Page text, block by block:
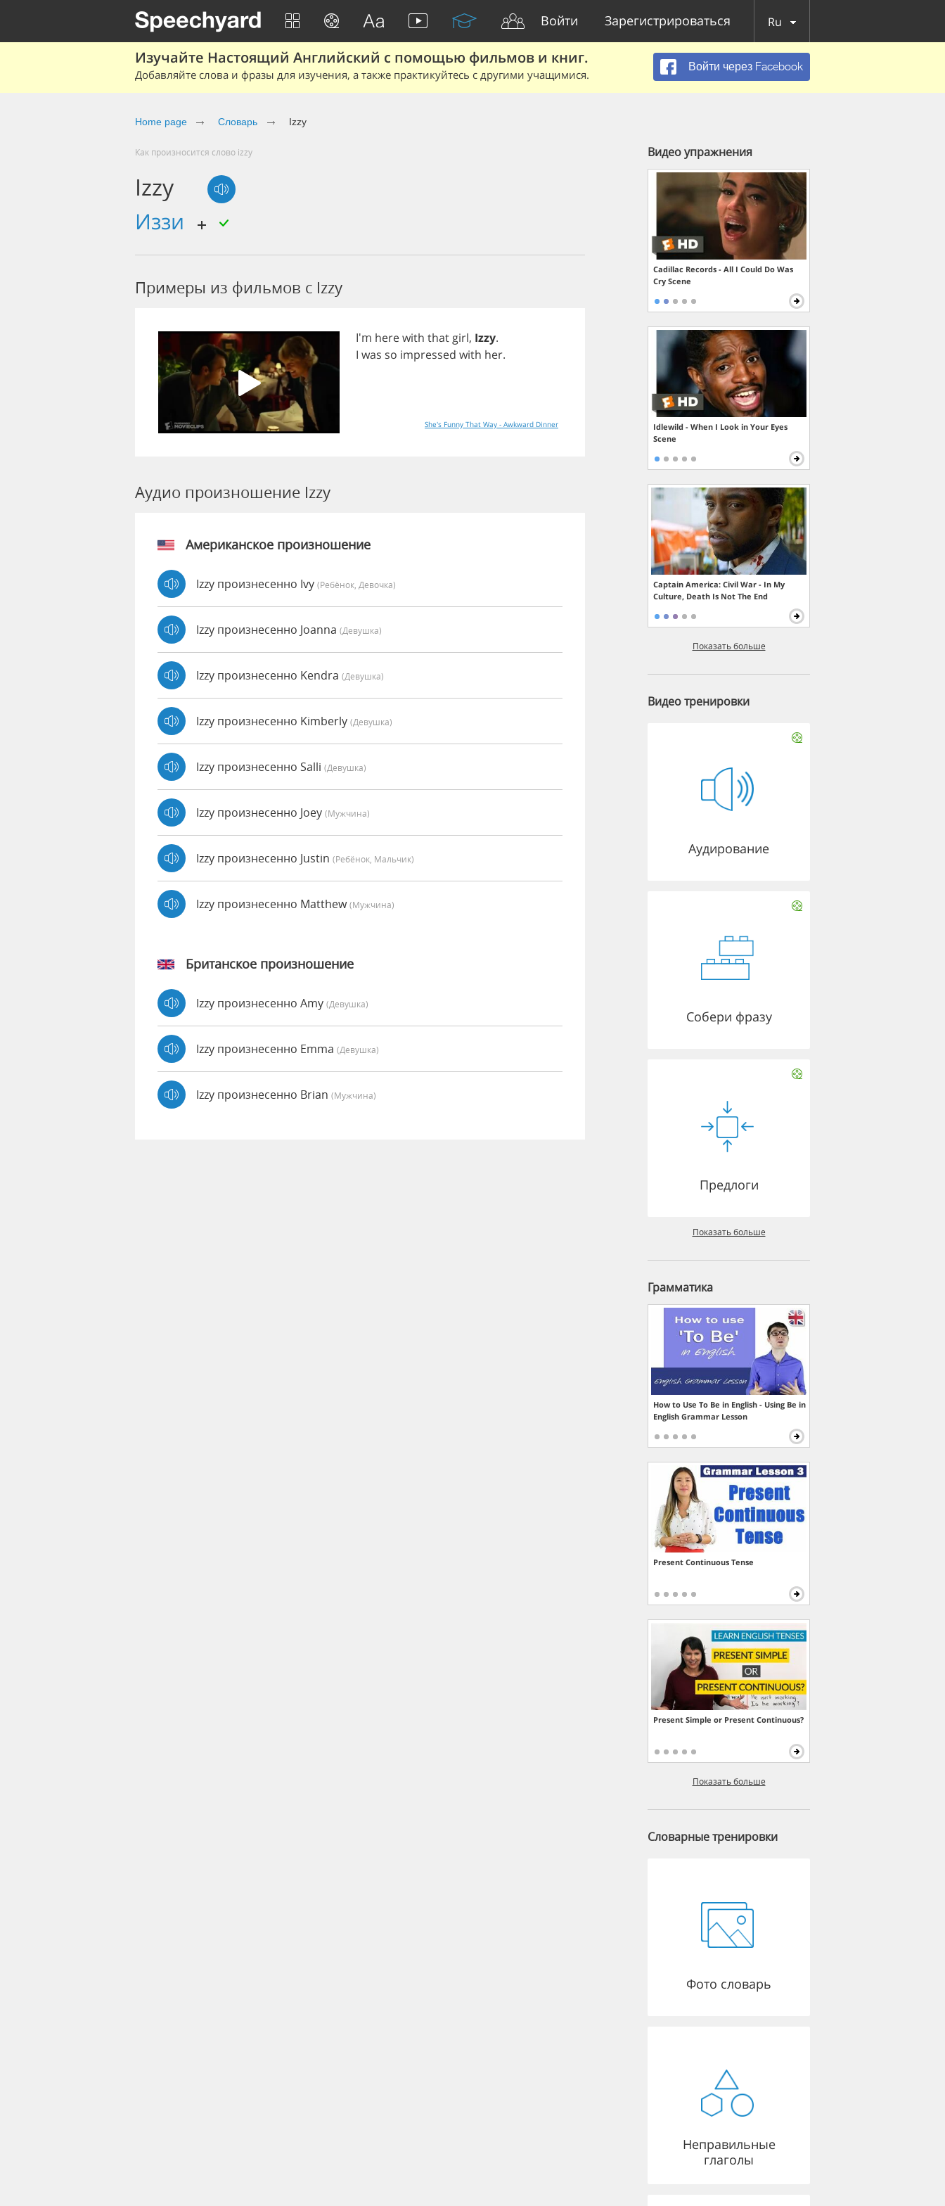
Войти Зарегистрироваться Ru
Изучайте Настоящий Английский с помощью фильмов и книг.
Добавляйте слова и фразы для изучения, а также практикуйтесь с другими учащимися.
Войти через Facebook
Home page Словарь Izzy
Как произносится слово izzy
Izzy
Иззи
Примеры из фильмов c Izzy
I'm herewith that girl, Izzy.
I was so impressed with her.
She's Funny That Way - Awkward Dinner
Аудио произношение Izzy
Американское произношение
Izzy произнесенно Ivy (Ребёнок, Девочка)
Izzy произнесенно Joanna (девушка)
Izzy произнесенно Kendra (девушка)
Izzy произнесенно Kimberly (девушка)
Izzy произнесенно Salli (девушка)
Izzy произнесенно Joey (мужчина)
Izzy произнесенно Justin (Ребёнок, Мальчик)
Izzy произнесенно Matthew(мужчина)
Британское произношение
Izzy произнесенно Amy (девушка)
Izzy произнесенно Emma (девушка)
Izzy произнесенно Brian (мужчина)
Видео упражнения
Cadillac Records - All I Could Do Was
Cry Scene
Idlewild - When I Look in Your Eyes
Scene
Captain America: Civil War - In My
Culture, Death Is Not The End
Показать больше
Видео тренировки
Аудирование
Собери фразу
Предлоги
Показать больше
Грамматика
How to Use To Be in English - Using Be in
English Grammar Lesson
Present Continuous Tense
Present Simple or Present Continuous?
Показать больше
Словарные тренировки
Фото словарь
Неправильные
глаголы